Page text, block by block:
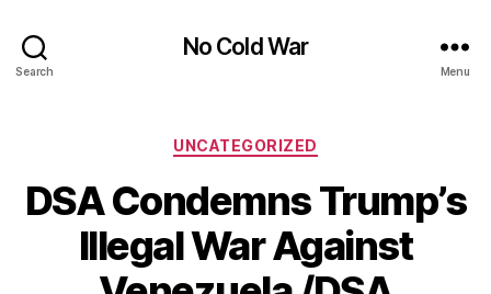
Search
No Cold War
Menu
Categories
UNCATEGORIZED
DSA Condemns Trump’s
Illegal War Against